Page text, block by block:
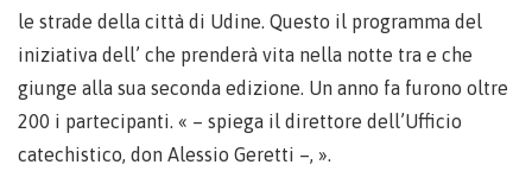
le strade della città di Udine. Questo il programma del
iniziativa dell’ che prenderà vita nella notte tra e che
giunge alla sua seconda edizione. Un anno fa furono oltre
200 i partecipanti. « – spiega il direttore dell’Ufficio
catechistico, don Alessio Geretti –, ».